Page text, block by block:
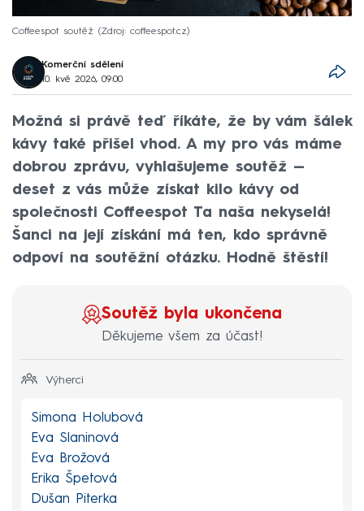
Coffeespot soutěž Zdroj: coffeespot.cz
Komerční sdělení
10. kvě 2026, 09:00
Možná si právě teď říkáte, že by vám šálek
kávy také přišel vhod. A my pro vás máme
dobrou zprávu, vyhlašujeme soutěž —
deset z vás může získat kilo kávy od
společnosti Coffeespot Ta naša nekyselá!
Šanci na její získání má ten, kdo správně
odpoví na soutěžní otázku. Hodně štěstí!
Soutěž byla ukončena
Děkujeme všem za účast!
Výherci
Simona Holubová
Eva Slaninová
Eva Brožová
Erika Špetová
Dušan Piterka